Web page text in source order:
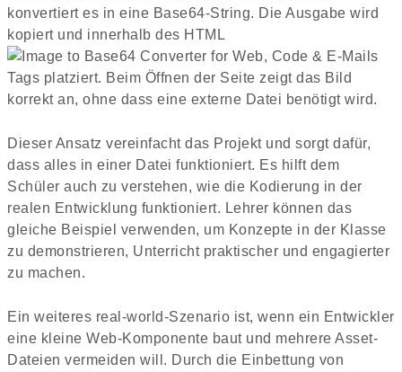
konvertiert es in eine Base64-String. Die Ausgabe wird
kopiert und innerhalb des HTML
Tags platziert. Beim Öffnen der Seite zeigt das Bild
korrekt an, ohne dass eine externe Datei benötigt wird.
Dieser Ansatz vereinfacht das Projekt und sorgt dafür,
dass alles in einer Datei funktioniert. Es hilft dem
Schüler auch zu verstehen, wie die Kodierung in der
realen Entwicklung funktioniert. Lehrer können das
gleiche Beispiel verwenden, um Konzepte in der Klasse
zu demonstrieren, Unterricht praktischer und engagierter
zu machen.
Ein weiteres real-world-Szenario ist, wenn ein Entwickler
eine kleine Web-Komponente baut und mehrere Asset-
Dateien vermeiden will. Durch die Einbettung von